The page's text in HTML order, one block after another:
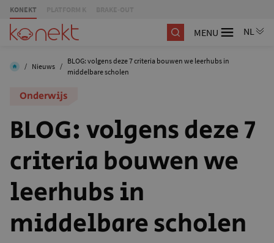
KONEKT
MENU
/ Nieuws /
BLOG: volgens deze 7 criteria bouwen we leerhubs in
middelbare scholen
Onderwijs
BLOG: volgens deze 7
criteria bouwen we
leerhubs in
middelbare scholen